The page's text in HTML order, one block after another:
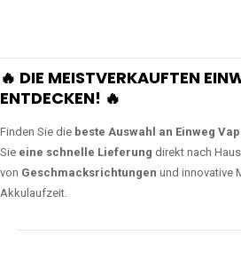
🔥 DIE MEISTVERKAUFTEN
ENTDECKEN! 🔥
Finden Sie die beste Auswahl an Einweg
Sie eine schnelle Lieferung direkt nach
von Geschmacksrichtungen und innovative
Akkulaufzeit.